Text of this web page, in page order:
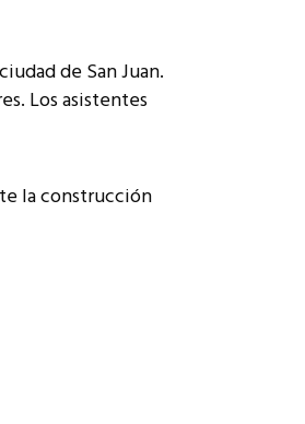
de San Juan.
Los asistentes
la construcción